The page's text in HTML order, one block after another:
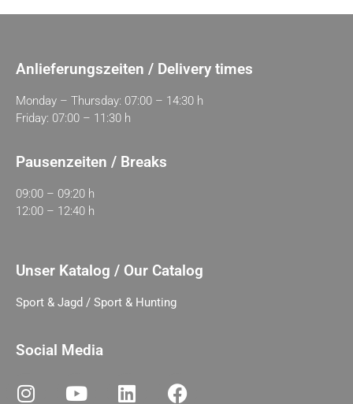
Anlieferungszeiten / Delivery times
Monday – Thursday: 07:00 – 14:30 h
Friday: 07:00 – 11:30 h
Pausenzeiten / Breaks
09:00 – 09:20 h
12:00 – 12:40 h
Unser Katalog / Our Catalog
Sport & Jagd / Sport & Hunting
Social Media